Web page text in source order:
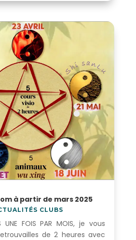
à partir de mars 2025
CLUBS
UNE FOIS PAR MOIS, je vous
de 2 heures avec